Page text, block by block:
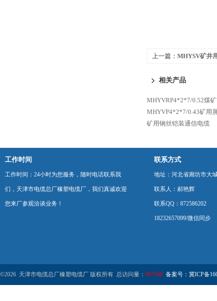
上一篇： MHYSV矿井
相关产品
MHYVRP4*2*7/0.52煤
MHYVP4*2*7/0.43矿用
矿用钢丝铠装通信电缆
工作时间
工作时间：24小时为您服务，随时电话联系我
们，天津市电缆总厂橡塑电缆厂，我们真诚欢迎
您来厂参观洽谈业务！
联系方式
地址：河北省廊坊市大
联系人：郝艳辉
联系QQ：872586202
18232657099/微信同步
©2026 天津市电缆总厂橡塑电缆厂 版权所有 总访问量： 967508 备案号：冀ICP备